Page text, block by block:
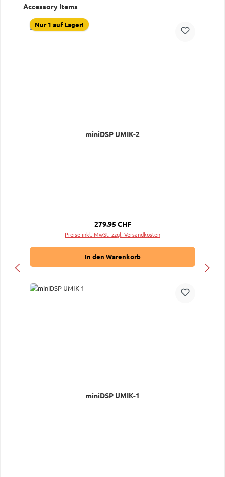
Produktgalerie überspringen
Accessory Items
Nur 1 auf Lager!
miniDSP UMIK-2
Regulärer Preis:
279.95 CHF
Preise inkl. MwSt. zzgl. Versandkosten
In den Warenkorb
miniDSP UMIK-1